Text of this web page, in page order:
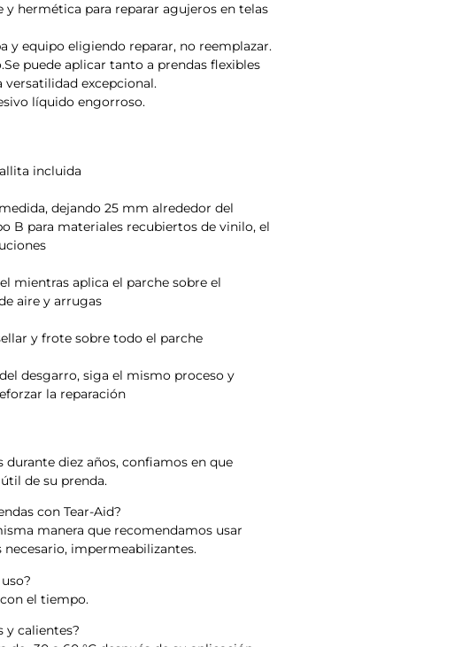
hermética para reparar agujeros en telas
y equipo eligiendo reparar, no reemplazar.
puede aplicar tanto a prendas flexibles
excepcional.
líquido engorroso.
incluida
dejando 25 mm alrededor del
B para materiales recubiertos de vinilo, el
mientras aplica el parche sobre el
aire y arrugas
y frote sobre todo el parche
desgarro, siga el mismo proceso y
la reparación
durante diez años, confiamos en que
de su prenda.
con Tear-Aid?
manera que recomendamos usar
impermeabilizantes.
el tiempo.
y calientes?